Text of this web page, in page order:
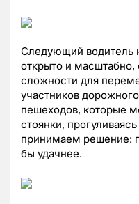
Следующий водитель
открыто и
сложности для
участников
пешеходов, которые
стоянки,
принимаем решение:
бы удачнее.